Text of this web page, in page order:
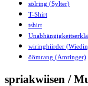
sölring (Sylter)
T-Shirt
tshirt
wiringhiirder
öömrang (Amringer)
spriakwiisen /